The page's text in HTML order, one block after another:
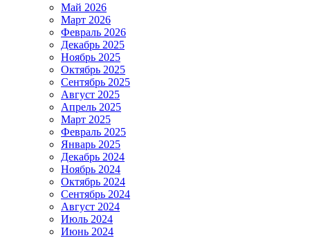
Май 2026
Март 2026
Февраль 2026
Декабрь 2025
Ноябрь 2025
Октябрь 2025
Сентябрь 2025
Август 2025
Апрель 2025
Март 2025
Февраль 2025
Январь 2025
Декабрь 2024
Ноябрь 2024
Октябрь 2024
Сентябрь 2024
Август 2024
Июль 2024
Июнь 2024